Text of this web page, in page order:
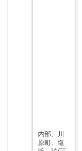
内部、川
原町、塩